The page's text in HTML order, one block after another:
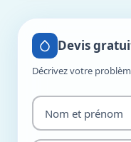
Devis
Décrivez votre